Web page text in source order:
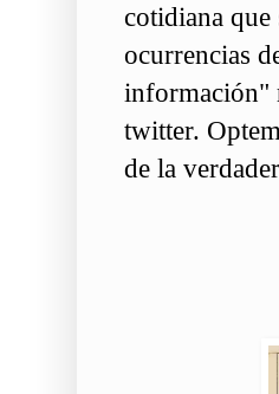
cotidiana que
ocurrencias
información"
twitter.
de la